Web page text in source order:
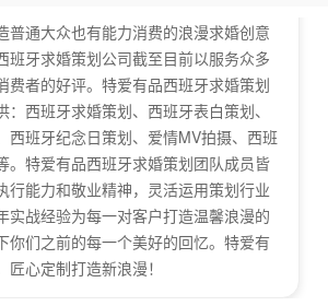
司简介
普通大众也有能力消费的浪漫求婚创意
班牙求婚策划公司截至目前以服务众多
费者的好评。特爱有品西班牙求婚策划
：西班牙求婚策划、西班牙表白策划、
西班牙纪念日策划、爱情MV拍摄、西班
。特爱有品西班牙求婚策划团队成员皆
行能力和敬业精神，灵活运用策划行业
实战经验为每一对客户打造温馨浪漫的
你们之前的每一个美好的回忆。特爱有
心定制打造新浪漫！